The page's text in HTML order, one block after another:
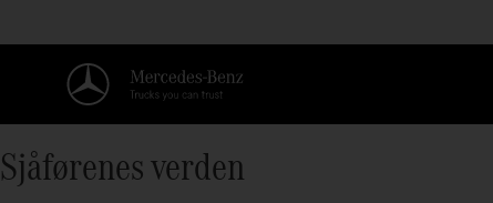
Sjåførenes verden